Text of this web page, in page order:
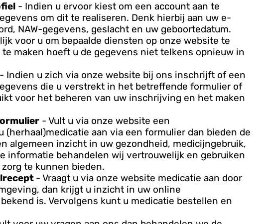
- Indien u ervoor kiest om een account aan te
om dit te realiseren. Denk hierbij aan uw e-
NAW-gegevens, geslacht en uw geboortedatum.
voor u om bepaalde diensten op onze website te
maken hoeft u de gegevens niet telkens opnieuw in
- Indien u zich via onze website bij ons inschrijft of een
die u verstrekt in het betreffende formulier of
voor het beheren van uw inschrijving en het maken
- Vult u via onze website een
aan via een formulier dan bieden de
algemeen inzicht in uw gezondheid, medicijngebruik,
informatie behandelen wij vertrouwelijk en gebruiken
te kunnen bieden.
- Vraagt u via onze website medicatie aan door
dan krijgt u inzicht in uw online
is. Vervolgens kunt u medicatie bestellen en